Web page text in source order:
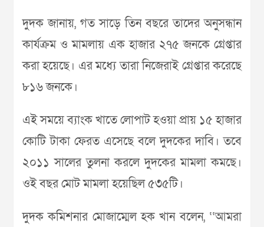
দুদক জানায়, গত সাড়ে তিন বছরে তাদের অনুসন্ধান
কার্যক্রম ও মামলায় এক হাজার ২৭৫ জনকে গ্রেপ্তার
করা হয়েছে। এর মধ্যে তারা নিজেরাই গ্রেপ্তার করেছে
৮১৬ জনকে।
এই সময়ে ব্যাংক খাতে লোপাট হওয়া প্রায় ১৫ হাজার
কোটি টাকা ফেরত এসেছে বলে দুদকের দাবি। তবে
২০১১ সালের তুলনা করলে দুদকের মামলা কমছে।
ওই বছর মোট মামলা হয়েছিল ৫৩৫টি।
দুদক কমিশনার মোজাম্মেল হক খান বলেন, ‘‘আমরা